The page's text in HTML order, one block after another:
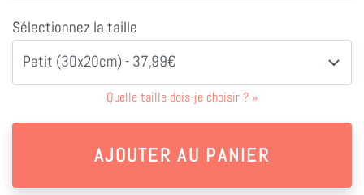
Sélectionnez la taille
Petit (30x20cm) - 37,99€
Quelle taille dois-je choisir ? »